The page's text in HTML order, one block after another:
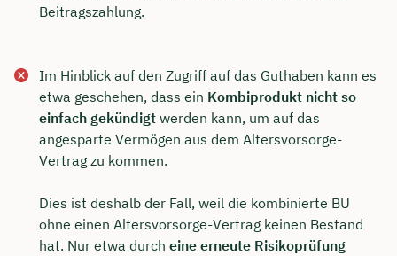
Beitragszahlung.
Im Hinblick auf den Zugriff auf das Guthaben kann es
etwa geschehen, dass ein Kombiprodukt nicht so
einfach gekündigt werden kann, um auf das
angesparte Vermögen aus dem Altersvorsorge-
Vertrag zu kommen.
Dies ist deshalb der Fall, weil die kombinierte BU
ohne einen Altersvorsorge-Vertrag keinen Bestand
hat. Nur etwa durch eine erneute Risikoprüfung